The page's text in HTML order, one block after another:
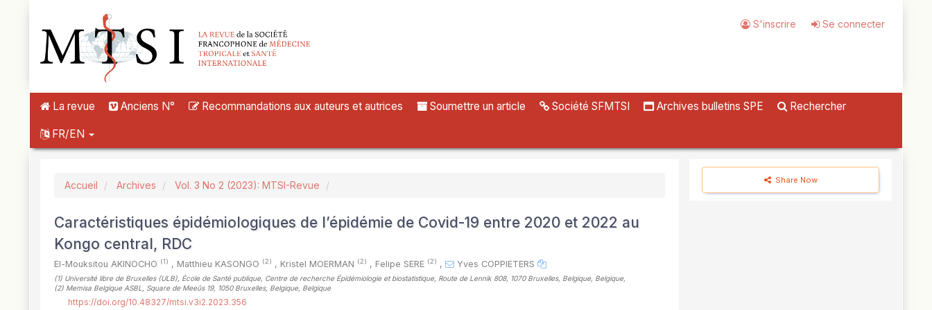
##plugins.themes.novelty.accessible_menu.main_navigation##
##plugins.themes.novelty.accessible_menu.main_content##
##plugins.themes.novelty.accessible_menu.sidebar##
S'inscrire Se connecter
La revue Anciens N° Recommandations aux auteurs et autrices Soumettre un article Société SFMTSI Archives bulletins SPE Rechercher
FR/EN
Accueil Archives Vol. 3 No 2 (2023): MTSI-Revue
Caractéristiques épidémiologiques de l’épidémie de Covid-19 entre 2020 et 2022 au
Kongo central, RDC
El-Mouksitou AKINOCHO (1) , Matthieu KASONGO (2) , Kristel MOERMAN (2) , Felipe SERE (2) , Yves COPPIETERS
(1) Université libre de Bruxelles (ULB), École de Santé publique, Centre de recherche Épidémiologie et biostatistique, Route de Lennik 808, 1070 Bruxelles, Belgique, Belgique,
(2) Memisa Belgique ASBL, Square de Meeûs 19, 1050 Bruxelles, Belgique, Belgique
https://doi.org/10.48327/mtsi.v3i2.2023.356
Share Now